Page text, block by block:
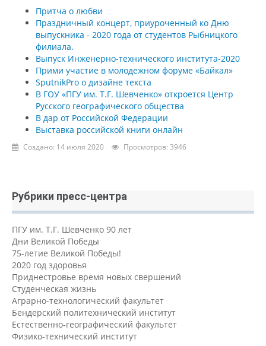
Притча о любви
Праздничный концерт, приуроченный ко Дню
выпускника - 2020 года от студентов Рыбницкого
филиала.
Выпуск Инженерно-технического института-2020
Прими участие в молодежном форуме «Байкал»
SputnikPro о дизайне текста
В ГОУ «ПГУ им. Т.Г. Шевченко» откроется Центр
Русского географического общества
В дар от Российской Федерации
Выставка российской книги онлайн
Создано: 14 июля 2020 Просмотров: 3946
Рубрики пресс-центра
ПГУ им. Т.Г. Шевченко 90 лет
Дни Великой Победы
75-летие Великой Победы!
2020 год здоровья
Приднестровье время новых свершений
Студенческая жизнь
Аграрно-технологический факультет
Бендерский политехнический институт
Естественно-географический факультет
Физико-технический институт